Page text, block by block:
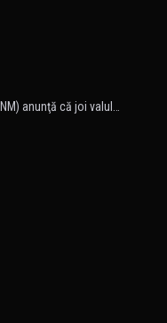
anunţă că joi valul…